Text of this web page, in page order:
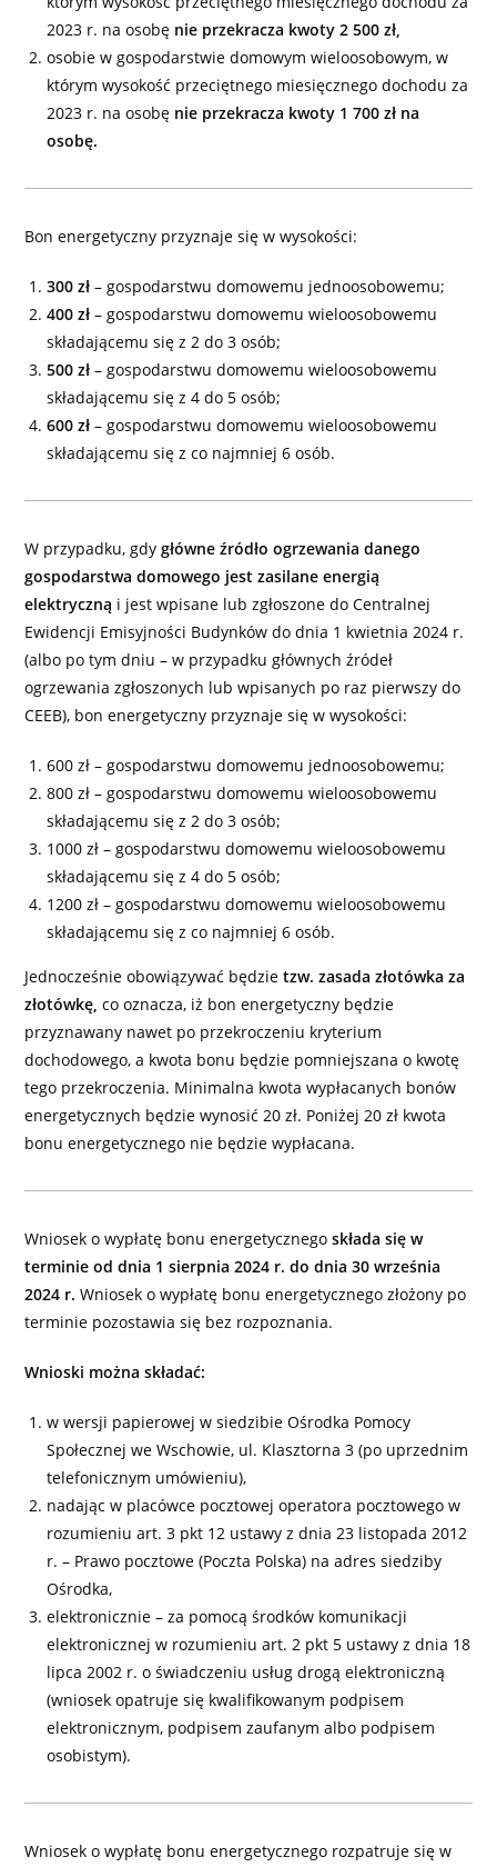
2023 r. na osobę nie przekracza kwoty 2 500 zł,
osobie w gospodarstwie domowym wieloosobowym, w
którym wysokość przeciętnego miesięcznego dochodu za
2023 r. na osobę nie przekracza kwoty 1 700 zł na
osobę.
Bon energetyczny przyznaje się w wysokości:
300 zł – gospodarstwu domowemu jednoosobowemu;
400 zł– gospodarstwu domowemu wieloosobowemu
składającemu się z 2 do 3 osób;
500 zł – gospodarstwu domowemu wieloosobowemu
składającemu się z 4 do 5 osób;
600 zł – gospodarstwu domowemu wieloosobowemu
składającemu się z co najmniej 6 osób.
W przypadku, gdygłówne źródło ogrzewania danego
gospodarstwa domowego jest zasilane energią
elektryczną i jest wpisane lub zgłoszone do Centralnej
Ewidencji Emisyjności Budynków do dnia 1 kwietnia 2024 r.
(albo po tym dniu – w przypadku głównych źródeł
ogrzewania zgłoszonych lub wpisanych po raz pierwszy do
CEEB), bon energetyczny przyznaje się w wysokości:
600 zł – gospodarstwu domowemu jednoosobowemu;
800 zł – gospodarstwu domowemu wieloosobowemu
składającemu się z 2 do 3 osób;
1000 zł – gospodarstwu domowemu wieloosobowemu
składającemu się z 4 do 5 osób;
1200 zł – gospodarstwu domowemu wieloosobowemu
składającemu się z co najmniej 6 osób.
Jednocześnie obowiązywać będzietzw. zasada złotówka za
złotówkę, co oznacza, iż bon energetyczny będzie
przyznawany nawet po przekroczeniu kryterium
dochodowego, a kwota bonu będzie pomniejszana o kwotę
tego przekroczenia. Minimalna kwota wypłacanych bonów
energetycznych będzie wynosić 20 zł. Poniżej 20 zł kwota
bonu energetycznego nie będzie wypłacana.
Wniosek o wypłatę bonu energetycznegoskłada się w
terminie od dnia 1 sierpnia 2024 r. do dnia 30 września
2024 r. Wniosek o wypłatę bonu energetycznego złożony po
terminie pozostawia się bez rozpoznania.
Wnioski można składać:
w wersji papierowej w siedzibie Ośrodka Pomocy
Społecznej we Wschowie, ul. Klasztorna 3 (po uprzednim
telefonicznym umówieniu),
nadając w placówce pocztowej operatora pocztowego w
rozumieniu art. 3 pkt 12 ustawy z dnia 23 listopada 2012
r. – Prawo pocztowe (Poczta Polska) na adres siedziby
Ośrodka,
elektronicznie – za pomocą środków komunikacji
elektronicznej w rozumieniu art. 2 pkt 5 ustawy z dnia 18
lipca 2002 r. o świadczeniu usług drogą elektroniczną
(wniosek opatruje się kwalifikowanym podpisem
elektronicznym, podpisem zaufanym albo podpisem
osobistym).
Wniosek o wypłatę bonu energetycznego rozpatruje się w